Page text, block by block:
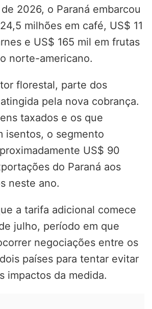
2026, o Paraná embarcou
milhões em café, US$ 11
e US$ 165 mil em frutas
norte-americano.
florestal, parte dos
pela nova cobrança.
taxados e os que
isentos, o segmento
US$ 90
do Paraná aos
neste ano.
a tarifa adicional comece
julho, período em que
negociações entre os
países para tentar evitar
impactos da medida.